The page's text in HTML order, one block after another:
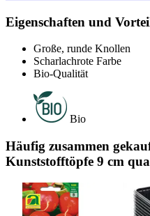
Eigenschaften und
Große, runde Knollen
Scharlachrote Farbe
Bio-Qualität
Bio
Häufig zusammen
Kunststofftöpfe 9 cm